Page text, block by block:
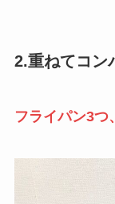
2.重ねてコン
フライパン3つ